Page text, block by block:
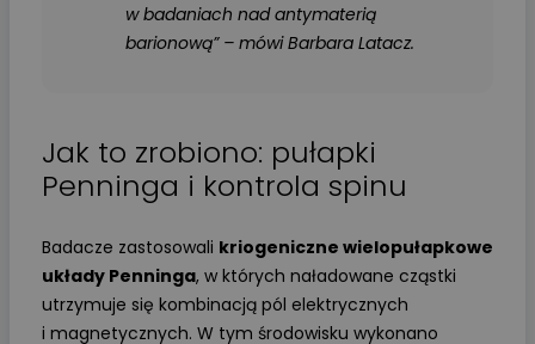
w badaniach nad antymaterią
barionową” – mówi Barbara Latacz.
Jak to zrobiono: pułapki
Penninga i kontrola spinu
Badacze zastosowali kriogeniczne wielopułapkowe
układy Penninga, w których naładowane cząstki
utrzymuje się kombinacją pól elektrycznych
i magnetycznych. W tym środowisku wykonano